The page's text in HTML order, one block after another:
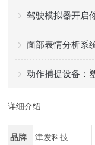
驾驶模拟器开启
面部表情分析系
动作捕捉设备：
详细介绍
品牌 津发科技